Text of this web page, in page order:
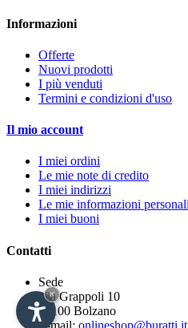
Informazioni
Offerte
Nuovi prodotti
I più venduti
Termini e condizioni d'uso
Il mio account
I miei ordini
Le mie note di credito
I miei indirizzi
Le mie informazioni
I miei buoni
Contatti
Sede
Via Grappoli 10
39100 Bolzano
E-mail: onlineshop@buratti.it
×